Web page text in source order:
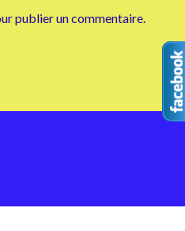
publier un commentaire.